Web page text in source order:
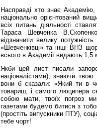
Насправді хто знає
національно орієнтований
всіх питань діяльності
Тараса Шевченка
відзначити велику
«Шевченківці» та інші ВНЗ
всього в Академії видають 1,5
Якби цей лист писали
націоналістами), знаючи твою
вони б сказали: «Який ти в
товариш, і самого люципера
собою мати, твоїх погроз
газетами будемо битися з
(простіть випускники ПТУ),
тебе чорт!